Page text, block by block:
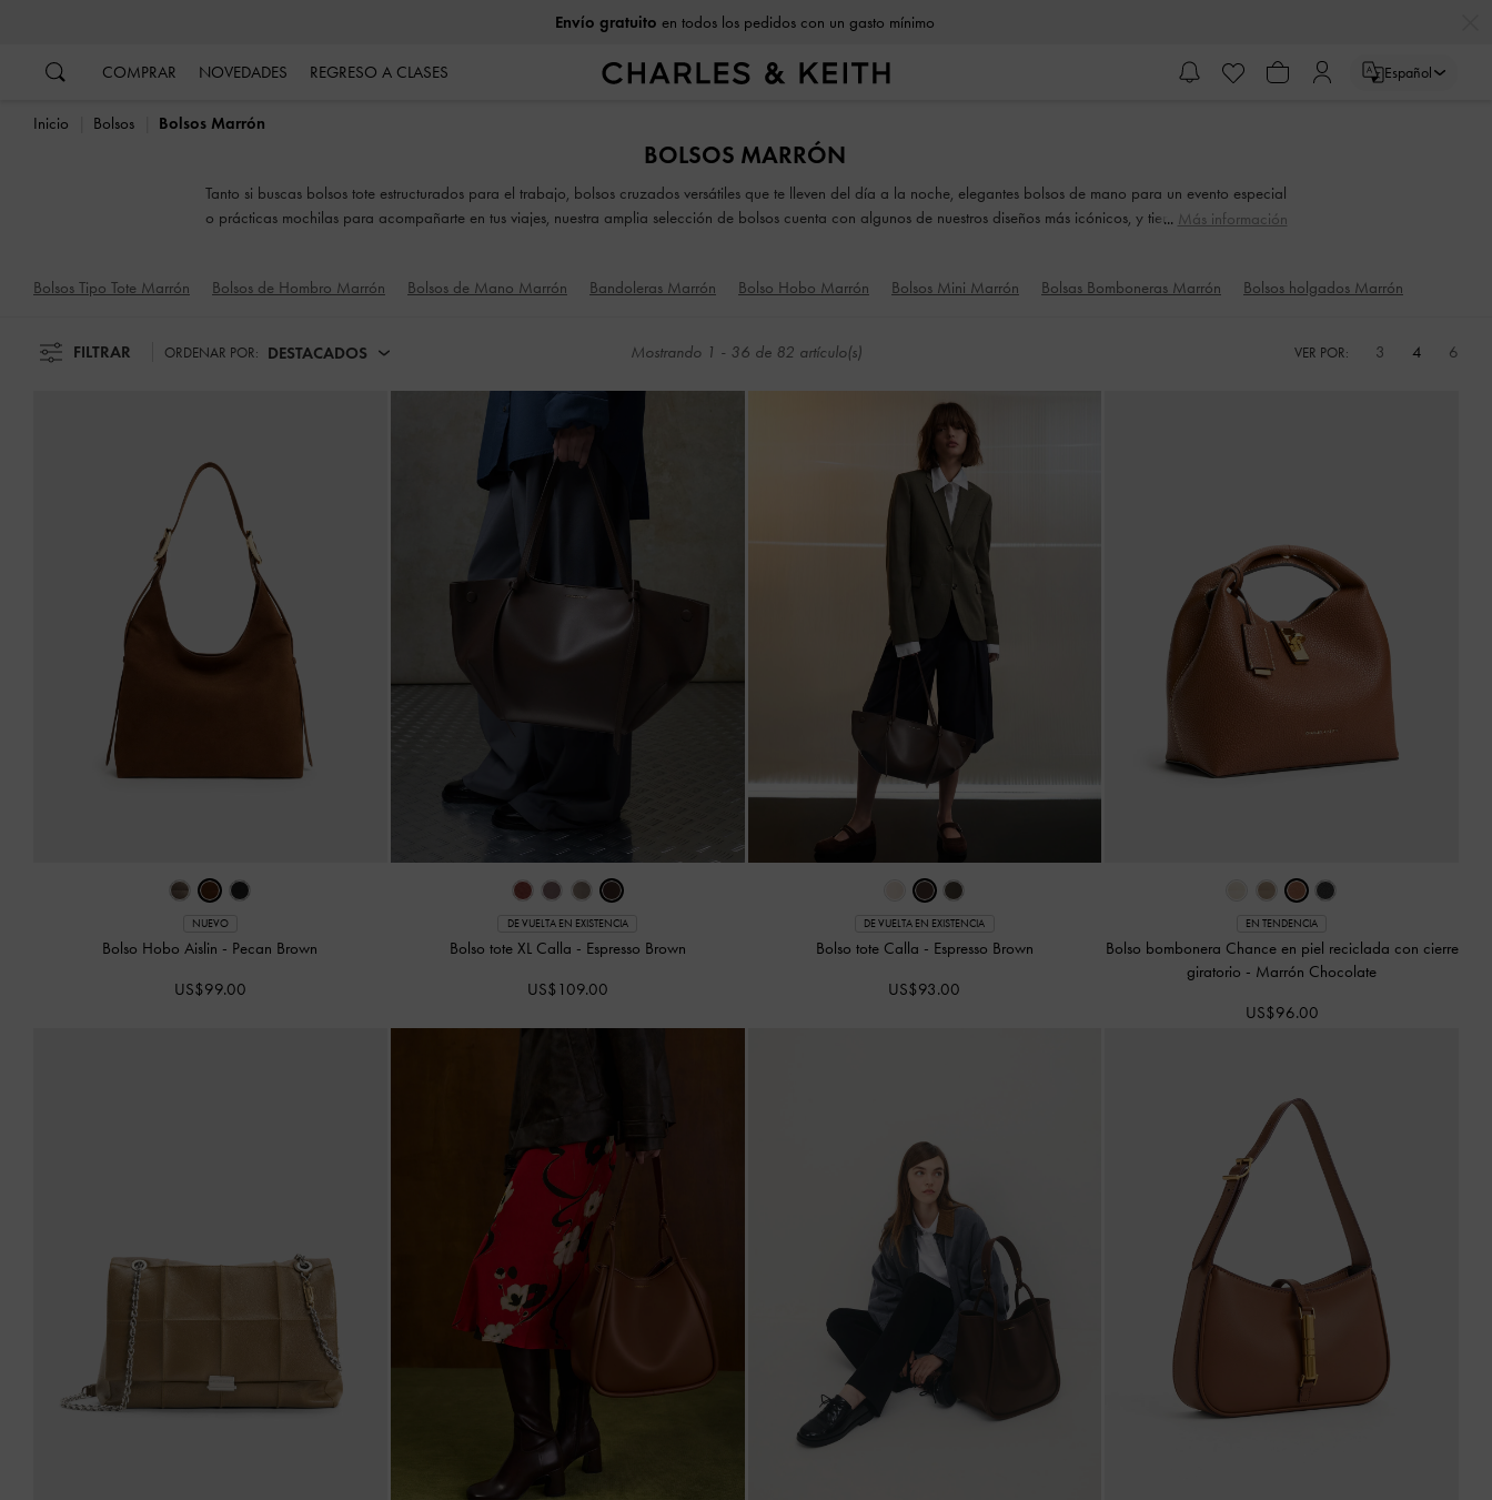
Envío gratuito en todos los pedidos con un gasto mínimo
COMPRAR NOVEDADES REGRESO A CLASES Español
Inicio Bolsos Bolsos Marrón
BOLSOS MARRÓN
Tanto si buscas bolsos tote estructurados para el trabajo, bolsos cruzados versátiles que te lleven del día a la noche, elegantes bolsos de mano para un evento especial
o prácticas mochilas para acompañarte en tus viajes, nuestra amplia selección de bolsos cuenta con algunos de nuestros diseños más icónicos, y tiene algo para cada
Más información
Bolsos Tipo Tote Marrón Bolsos de Hombro Marrón Bolsos de Mano Marrón Bandoleras Marrón Bolso Hobo Marrón Bolsos Mini Marrón Bolsas Bomboneras Marrón Bolsos holgados Marrón
FILTRAR ORDENAR POR: DESTACADOS Mostrando 1 - 36 de 82 artículo(s) VER POR: 3 4 6
NUEVO
Bolso Hobo Aislin - Pecan Brown
US$99.00
DE VUELTA EN EXISTENCIA
Bolso tote XL Calla - Espresso Brown
US$109.00
DE VUELTA EN EXISTENCIA
Bolso tote Calla - Espresso Brown
US$93.00
EN TENDENCIA
Bolso bombonera Chance en piel reciclada con cierre
giratorio - Marrón Chocolate
US$96.00